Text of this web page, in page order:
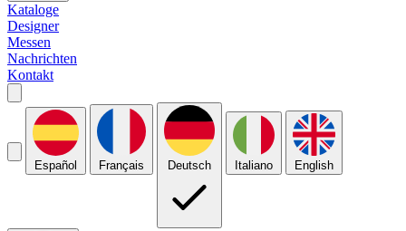
Kataloge
Designer
Messen
Nachrichten
Kontakt
Español Français Deutsch Italiano English